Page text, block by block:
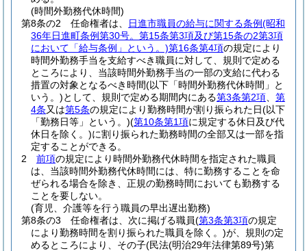
(時間外勤務代休時間)
第8条の2
任命権者は、 日進市職員の給与に関する条例(昭和
36年日進町条例第30号。第15条第3項及び第15条の2第3項
において「給与条例」という。)第16条第4項の規定により
時間外勤務手当を支給すべき職員に対して、規則で定める
ところにより、当該時間外勤務手当の一部の支給に代わる
措置の対象となるべき時間(以下「時間外勤務代休時間」と
いう。)として、規則で定める期間内にある第3条第2項
第
4条又は第5条の規定により勤務時間が割り振られた日(以下
「勤務日等」という。)(第10条第1項に規定する休日及び代
休日を除く。)に割り振られた勤務時間の全部又は一部を指
定することができる。
2
前項の規定により時間外勤務代休時間を指定された職員
は、当該時間外勤務代休時間には、特に勤務することを命
ぜられる場合を除き、正規の勤務時間においても勤務する
ことを要しない。
(育児、介護等を行う職員の早出遅出勤務)
第8条の3
任命権者は、次に掲げる職員(第3条第3項の規定
により勤務時間を割り振られた職員を除く。)が、規則の定
めるところにより、その子(民法(明治29年法律第89号)第